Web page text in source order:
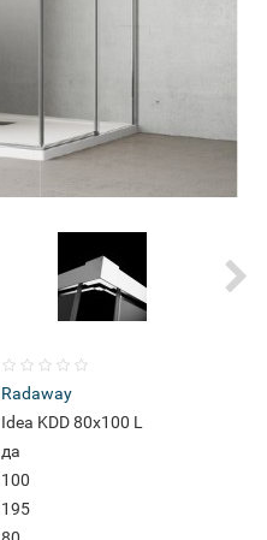
Radaway
Idea KDD 80x100 L
да
100
195